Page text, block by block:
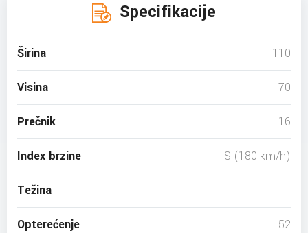
Specifikacije
Širina 110
Visina 70
Prečnik 16
Index brzine S (180 km/h)
Težina
Opterećenje 52